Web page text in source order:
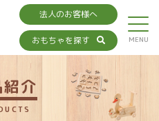
法人のお客様へ
おもちゃを探す
介